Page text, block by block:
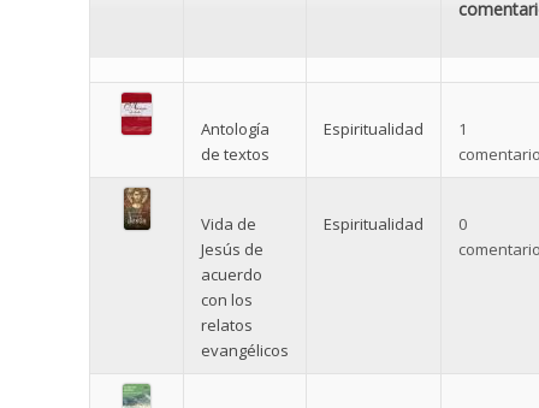
Antología
de textos
Espiritualidad
1
Vida de
Jesús de
acuerdo
con los
relatos
evangélicos
Espiritualidad
0